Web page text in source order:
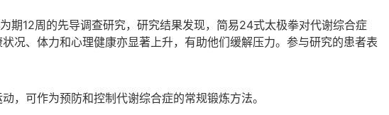
12周的先导调查研究，研究结果发现，简易24式太极拳对代谢综合症
况、体力和心理健康亦显著上升，有助他们缓解压力。参与研究的患者表
，可作为预防和控制代谢综合症的常规锻炼方法。